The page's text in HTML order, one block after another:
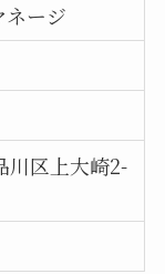
ネージ
区上大崎2-